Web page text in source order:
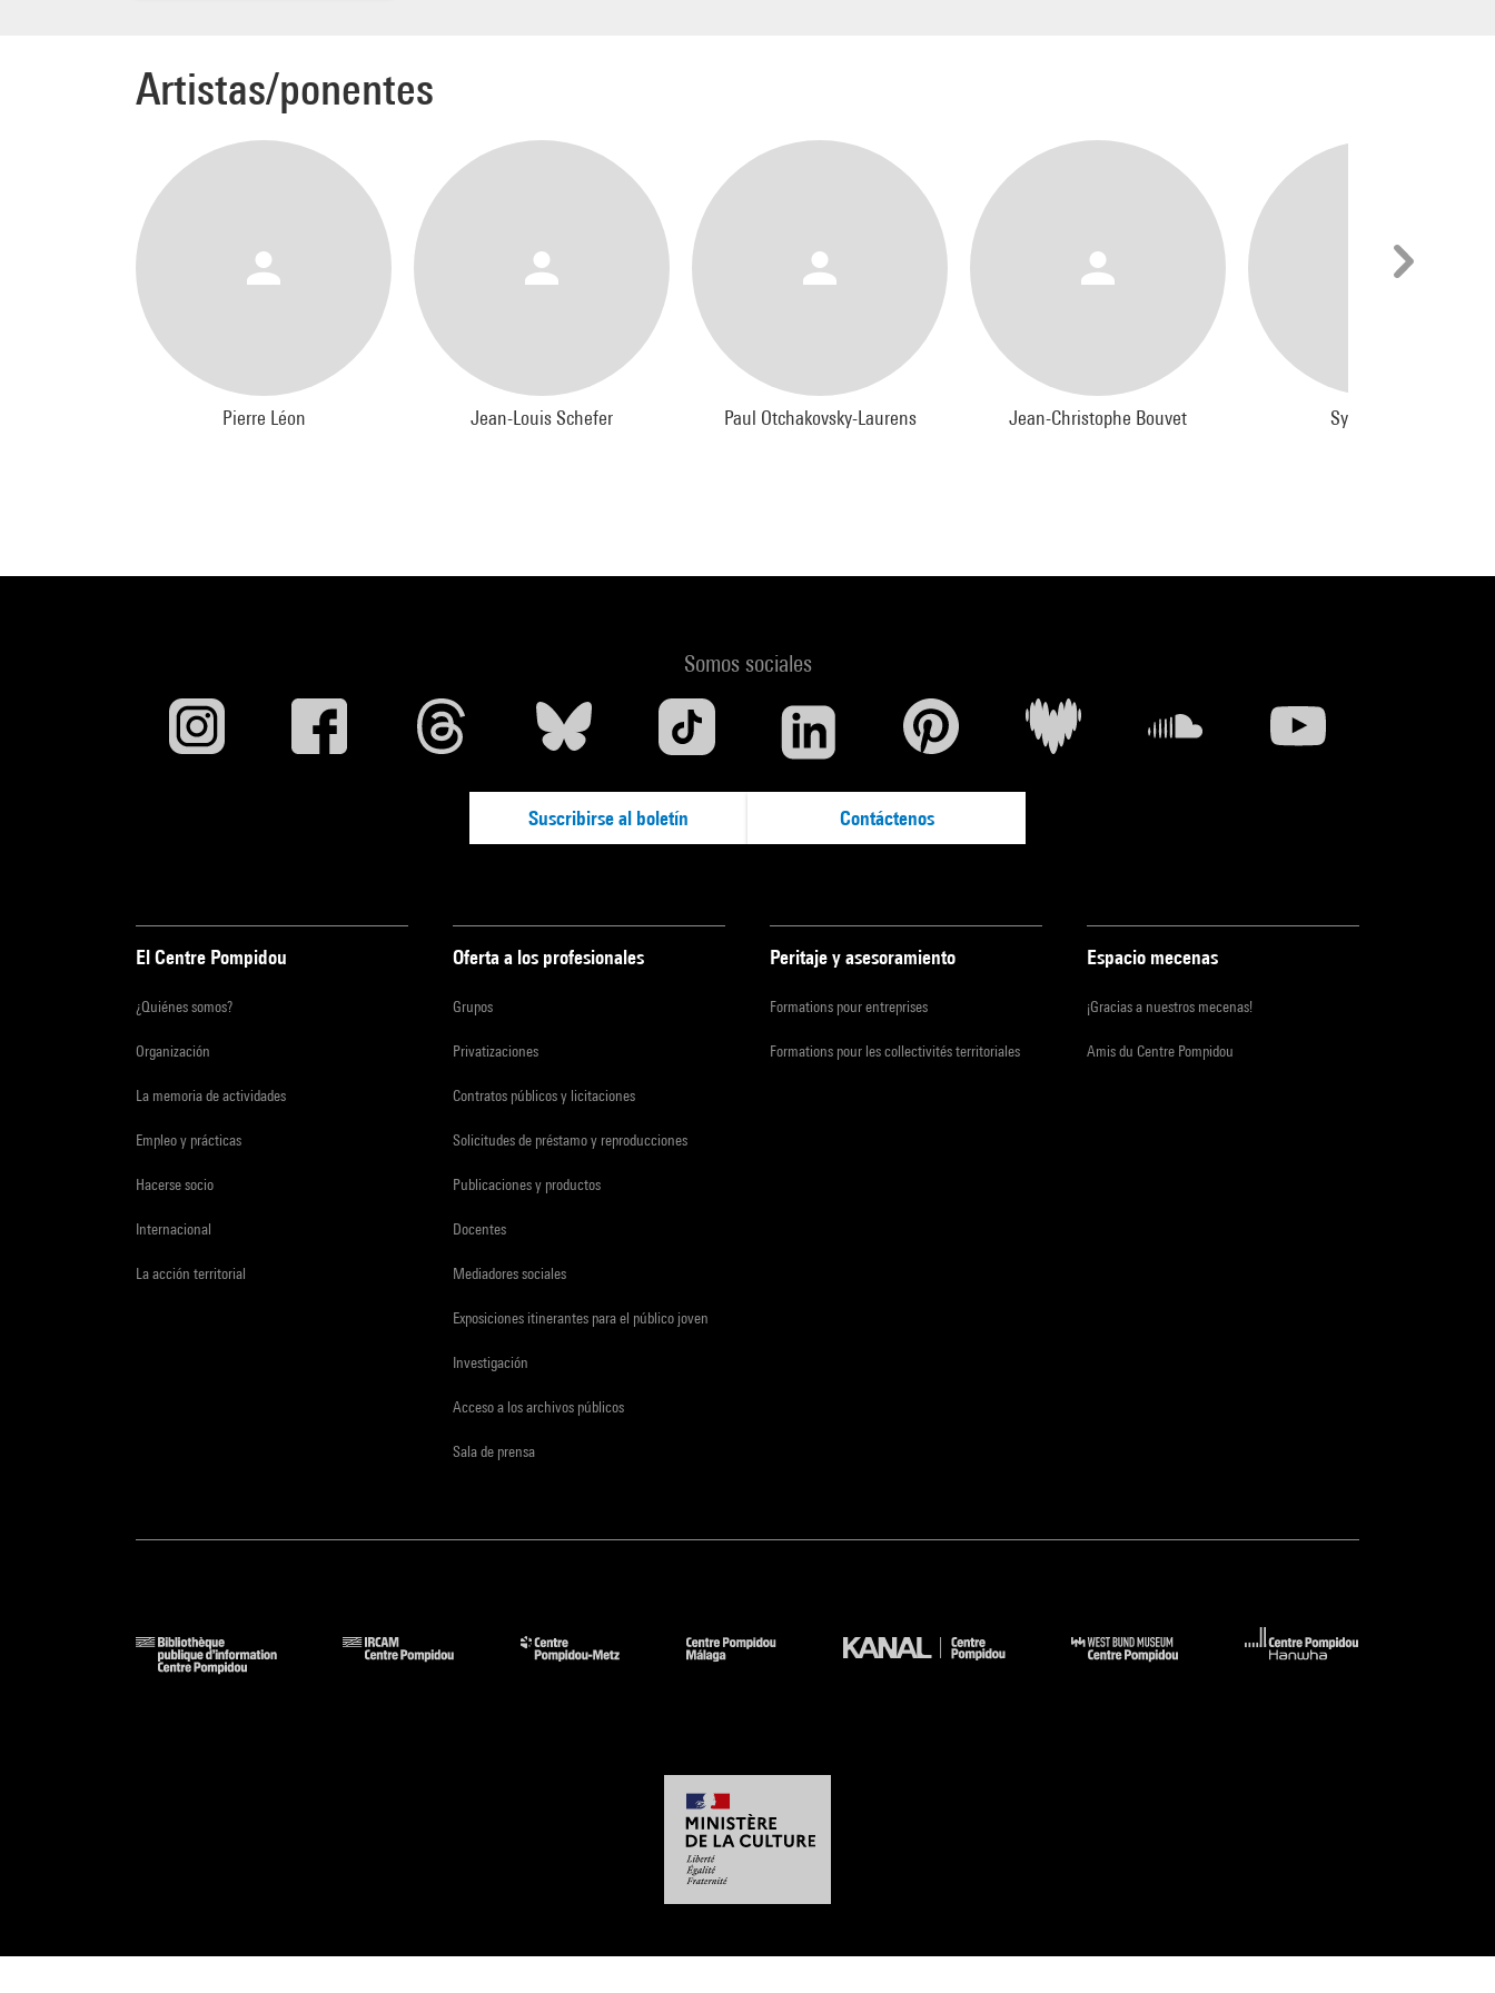
Artistas/ponentes
Pierre Léon Jean-Louis Schefer Paul Otchakovsky-Laurens Jean-Christophe Bouvet Sylvie Pierre
Somos sociales
Suscribirse al boletín Contáctenos
El Centre Pompidou
¿Quiénes somos?
Organización
La memoria de actividades
Empleo y prácticas
Hacerse socio
Internacional
La acción territorial
Oferta a los profesionales
Grupos
Privatizaciones
Contratos públicos y licitaciones
Solicitudes de préstamo y reproducciones
Publicaciones y productos
Docentes
Mediadores sociales
Exposiciones itinerantes para el público joven
Investigación
Acceso a los archivos públicos
Sala de prensa
Peritaje y asesoramiento
Formations pour entreprises
Formations pour les collectivités territoriales
Espacio mecenas
¡Gracias a nuestros mecenas!
Amis du Centre Pompidou